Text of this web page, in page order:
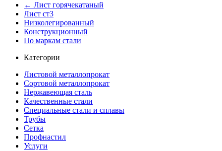
← Лист горячекатаный
Лист ст3
Низколегированный
Конструкционный
По маркам стали
Категории
Листовой металлопрокат
Сортовой металлопрокат
Нержавеющая сталь
Качественные стали
Специальные стали и сплавы
Трубы
Сетка
Профнастил
Услуги